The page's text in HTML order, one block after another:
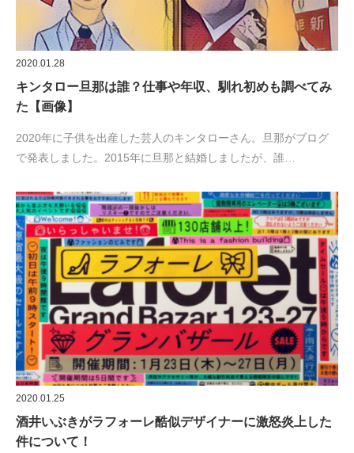
2020.01.28
キンタロー旦那は誰？仕事や年収、馴れ初めも調べてみ
た【画像】
2020年に子供を出産した芸人のキンタローさん。旦那がブログ
で発表しました。2015年に旦那と結婚しましたが、誰…
2020.01.25
酒井いぶきがラフォーレ酷似デザイナーに激怒炎上した
件について！